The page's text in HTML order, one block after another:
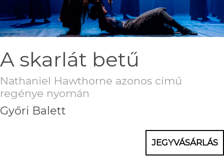
A skarlát betű
Nathaniel Hawthorne azonos című
regénye nyomán
Győri Balett
JEGYVÁSÁRLÁS